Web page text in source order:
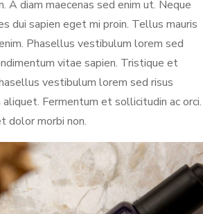
A diam maecenas sed enim ut. Neque
dui sapien eget mi proin. Tellus mauris
Phasellus vestibulum lorem sed
vitae sapien. Tristique et
vestibulum lorem sed risus
Fermentum et sollicitudin ac orci.
morbi non.